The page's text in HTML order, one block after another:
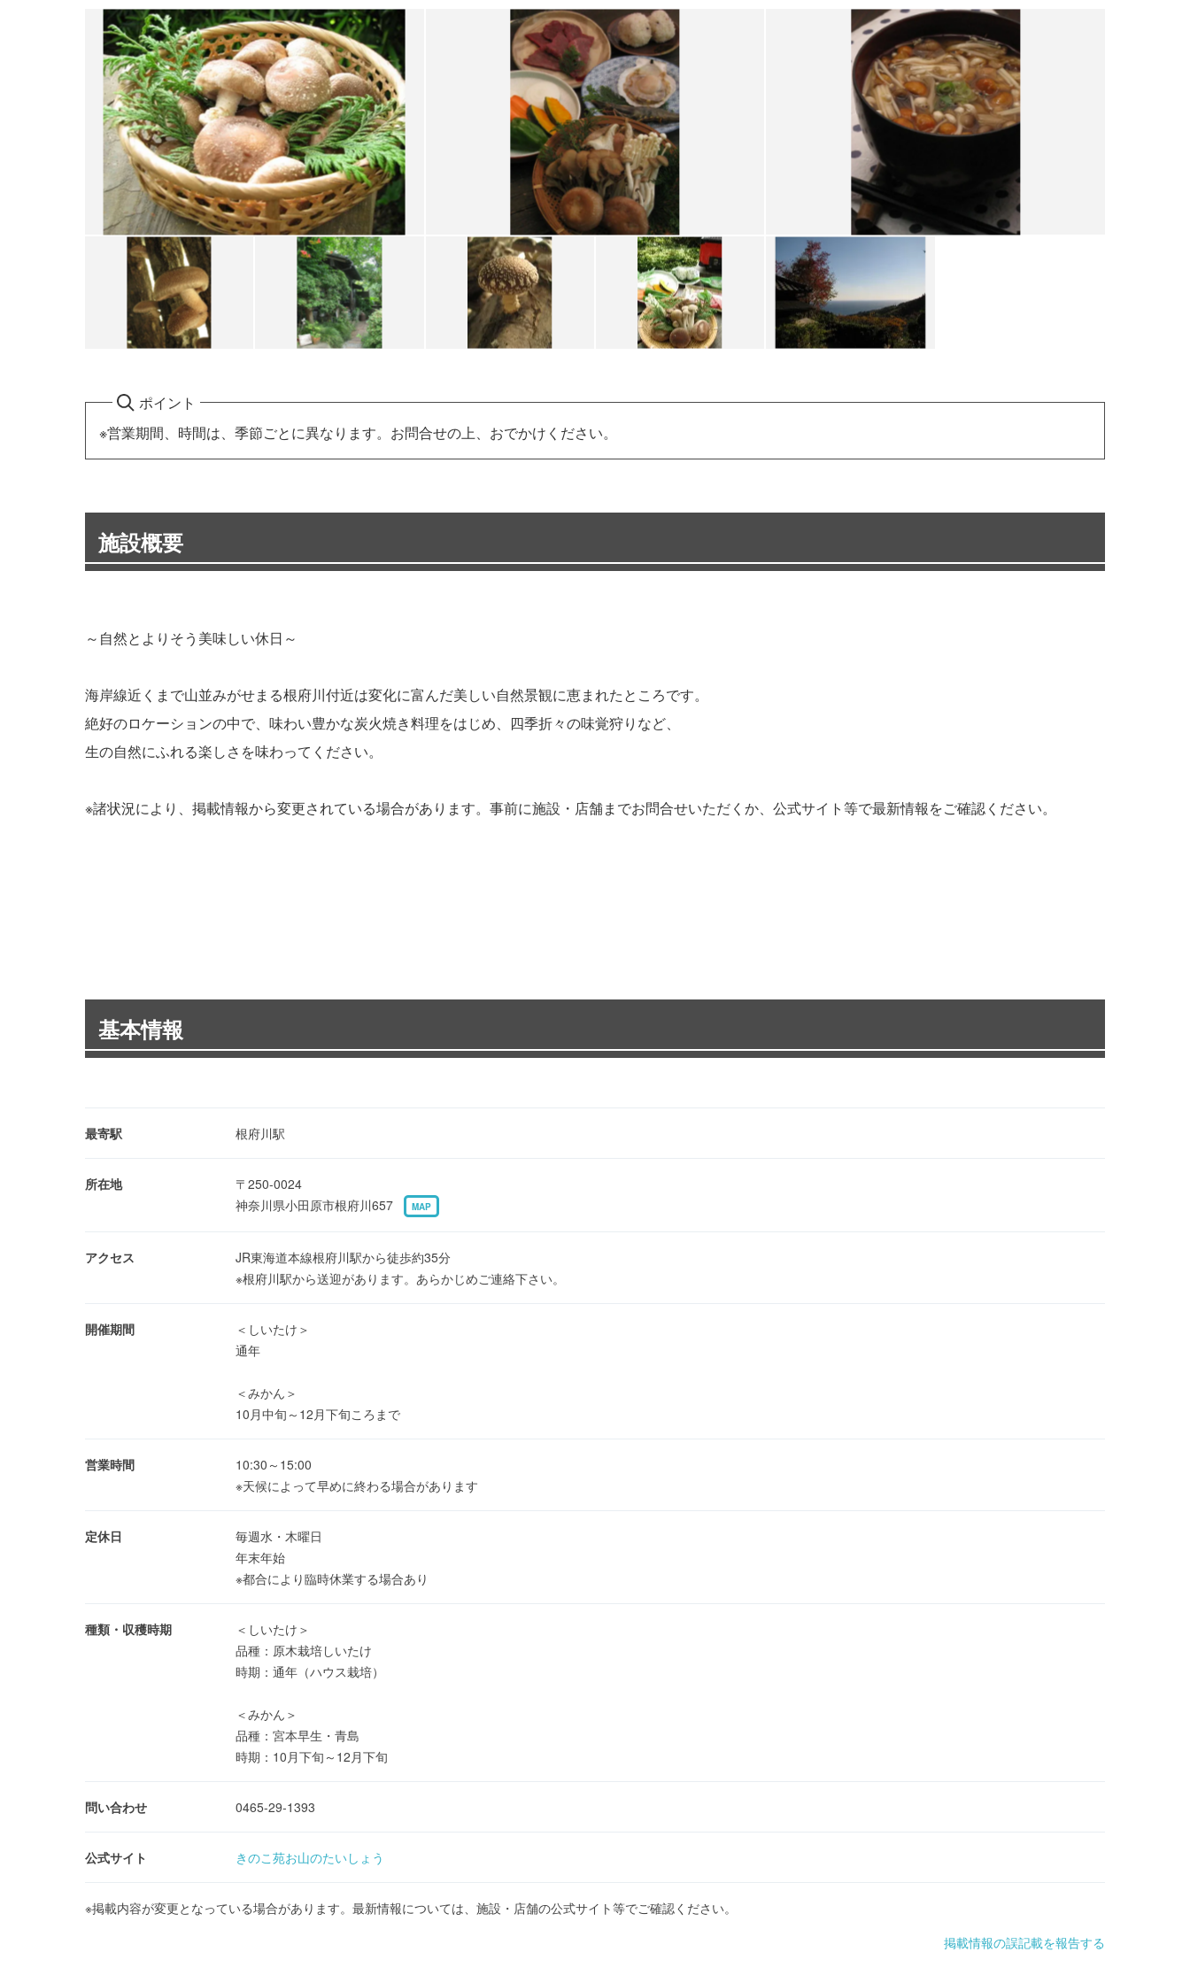
ポイント
※営業期間、時間は、季節ごとに異なります。お問合せの上、おでかけください。
施設概要
～自然とよりそう美味しい休日～
海岸線近くまで山並みがせまる根府川付近は変化に富んだ美しい自然景観に恵まれたところです。
絶好のロケーションの中で、味わい豊かな炭火焼き料理をはじめ、四季折々の味覚狩りなど、
生の自然にふれる楽しさを味わってください。
※諸状況により、掲載情報から変更されている場合があります。事前に施設・店舗までお問合せいただくか、公式サイト等で最新情報をご確認ください。
基本情報
最寄駅 根府川駅
所在地
〒250-0024
神奈川県小田原市根府川657
MAP
アクセス
JR東海道本線根府川駅から徒歩約35分
※根府川駅から送迎があります。あらかじめご連絡下さい。
開催期間
＜しいたけ＞
通年
＜みかん＞
10月中旬～12月下旬ころまで
営業時間
10:30～15:00
※天候によって早めに終わる場合があります
定休日
毎週水・木曜日
年末年始
※都合により臨時休業する場合あり
種類・収穫時期
＜しいたけ＞
品種：原木栽培しいたけ
時期：通年（ハウス栽培）
＜みかん＞
品種：宮本早生・青島
時期：10月下旬～12月下旬
問い合わせ 0465-29-1393
公式サイト きのこ苑お山のたいしょう
※掲載内容が変更となっている場合があります。最新情報については、施設・店舗の公式サイト等でご確認ください。
掲載情報の誤記載を報告する